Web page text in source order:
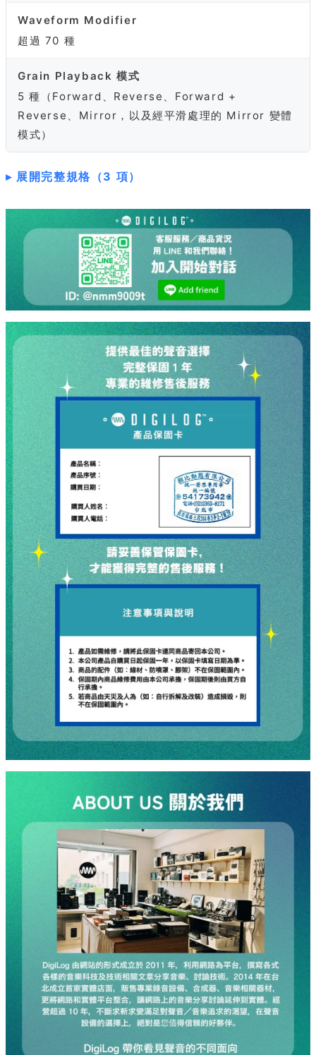
Waveform Modifier
超過 70 種
Grain Playback 模式
5 種（Forward、Reverse、Forward +
Reverse、Mirror，以及經平滑處理的 Mirror 變體
模式）
展開完整規格（3 項）